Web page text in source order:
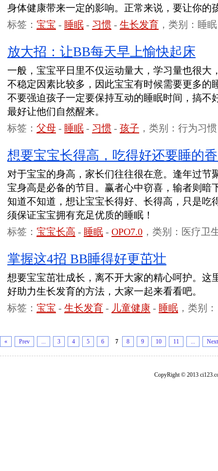
身体健康带来一定的影响。正常来说，要让你的
标签： 宝宝 - 睡眠 - 习惯 - 生长发育 ，类别：睡眠
放大招：让BB每天早上愉快起床
一般，宝宝平日里不仅运动量大，学习量也很大
不稳定因素比较多，因此宝宝有时候需要更多的
不要强迫孩子一定要保持互动的睡眠时间，搞不
最好让他们自然醒来。
标签： 父母 - 睡眠 - 习惯 - 孩子 ，类别：行为习惯
想要宝宝长得高，吃得好还要睡的
对于宝宝的身高，家长们往往很在意。逢年过节
宝身高是必备的节目。赢者心中窃喜，输者则暗
知道不知道，想让宝宝长得好、长得高，只是吃
须保证宝宝拥有充足优质的睡眠！
标签： 宝宝长高 - 睡眠 - OPO7.0 ，类别：医疗卫
掌握这4招 BB睡得好更茁壮
想要宝宝茁壮成长，离不开大家的精心呵护。这
好助力生长发育的方法，大家一起来看看吧。
标签： 宝宝 - 生长发育 - 儿童健康 - 睡眠 ，类别
« Prev ... 3 4 5 6 7 8 9 10 11 ... Next
CopyRight © 2013